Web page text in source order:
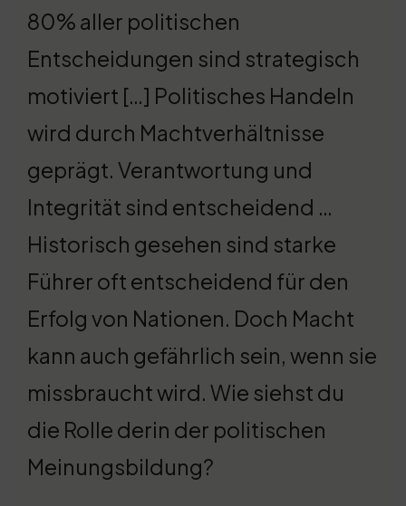
80% aller politischen
Entscheidungen sind strategisch
motiviert […] Politisches Handeln
wird durch Machtverhältnisse
geprägt. Verantwortung und
Integrität sind entscheidend …
Historisch gesehen sind starke
Führer oft entscheidend für den
Erfolg von Nationen. Doch Macht
kann auch gefährlich sein, wenn sie
missbraucht wird. Wie siehst du
die Rolle derin der politischen
Meinungsbildung?